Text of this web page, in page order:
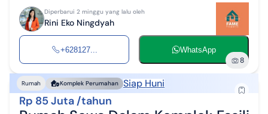
Diperbarui 2 minggu yang lalu oleh
Rini Eko Ningdyah
+628127... WhatsApp
8
Rumah Komplek Perumahan Siap Huni
Rp 85 Juta /tahun